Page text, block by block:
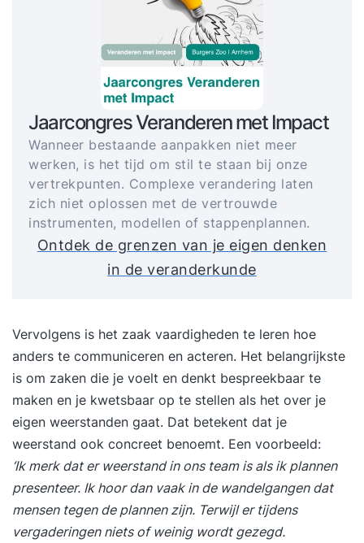
Jaarcongres Veranderen met Impact
Wanneer bestaande aanpakken niet meer
werken, is het tijd om stil te staan bij onze
vertrekpunten. Complexe verandering laten
zich niet oplossen met de vertrouwde
instrumenten, modellen of stappenplannen.
Ontdek de grenzen van je eigen denken
in de veranderkunde
Vervolgens is het zaak vaardigheden te leren hoe
anders te communiceren en acteren. Het belangrijkste
is om zaken die je voelt en denkt bespreekbaar te
maken en je kwetsbaar op te stellen als het over je
eigen weerstanden gaat. Dat betekent dat je
weerstand ook concreet benoemt. Een voorbeeld:
‘Ik merk dat er weerstand in ons team is als ik plannen
presenteer. Ik hoor dan vaak in de wandelgangen dat
mensen tegen de plannen zijn. Terwijl er tijdens
vergaderingen niets of weinig wordt gezegd.